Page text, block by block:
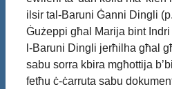
ilsir tal-Baruni Ġanni Dingli
Ġużeppi għal Marija bint
l-Baruni Dingli jerħilha għal
sabu sorra kbira mgħottija
fetħu ċ-ċarruta sabu